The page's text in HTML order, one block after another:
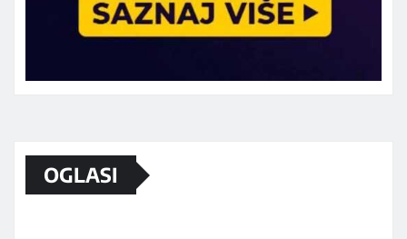
OGLASI